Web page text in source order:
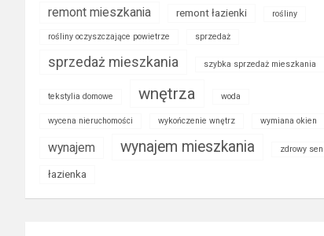
remont mieszkania remont łazienki rośliny
rośliny oczyszczające powietrze sprzedaż
sprzedaż mieszkania szybka sprzedaż mieszkania
tekstylia domowe wnętrza woda
wycena nieruchomości wykończenie wnętrz wymiana okien
wynajem wynajem mieszkania zdrowy sen
łazienka